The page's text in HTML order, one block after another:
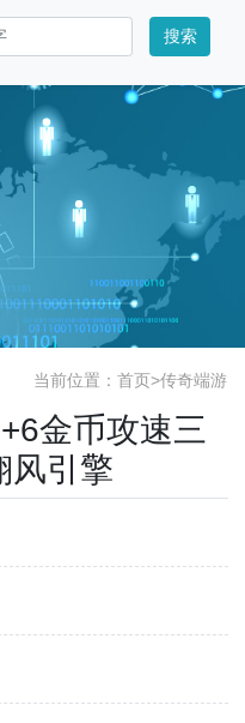
搜索
当前位置： 首页>传奇端游
金币攻速三
风引擎